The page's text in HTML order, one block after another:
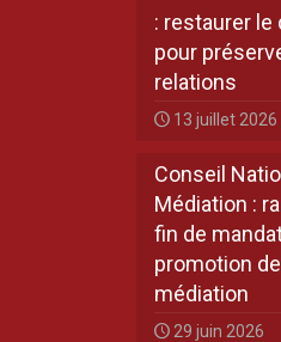
: restaurer le
pour
relations
13 juillet 2026
Conseil
Médiation :
fin de
promotion
médiation
29 juin 2026